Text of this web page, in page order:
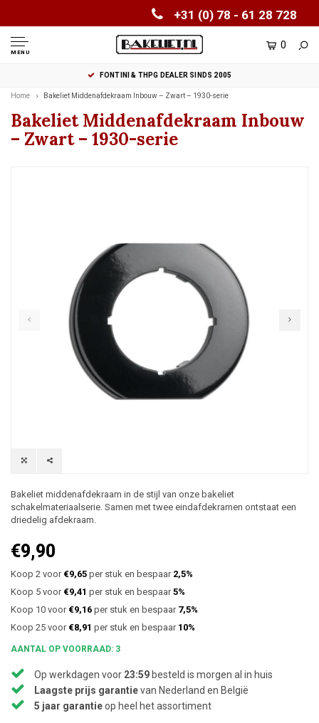
+31 (0) 78 - 61 28 728
MENU
0
FONTINI & THPG DEALER SINDS 2005
Home Bakeliet Middenafdekraam Inbouw – Zwart – 1930-serie
Bakeliet Middenafdekraam Inbouw
– Zwart – 1930-serie
Bakeliet middenafdekraam in de stijl van onze bakeliet
schakelmateriaalserie. Samen met twee eindafdekramen ontstaat een
driedelig afdekraam.
€9,90
Koop 2 voor €9,65 per stuk en bespaar 2,5%
Koop 5 voor €9,41 per stuk en bespaar5%
Koop 10 voor €9,16 per stuk en bespaar 7,5%
Koop 25 voor €8,91 per stuk en bespaar 10%
AANTAL OP VOORRAAD: 3
Op werkdagen voor 23:59 besteld is morgen al in huis
Laagste prijs garantievan Nederland en België
5 jaar garantieop heel het assortiment